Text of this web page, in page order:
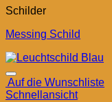
Schilder
Messing Schild
Auf die Wunschliste
Schnellansicht